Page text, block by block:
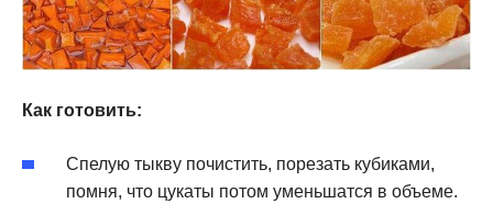
Как готовить:
Спелую тыкву почистить, порезать кубиками,
помня, что цукаты потом уменьшатся в объеме.